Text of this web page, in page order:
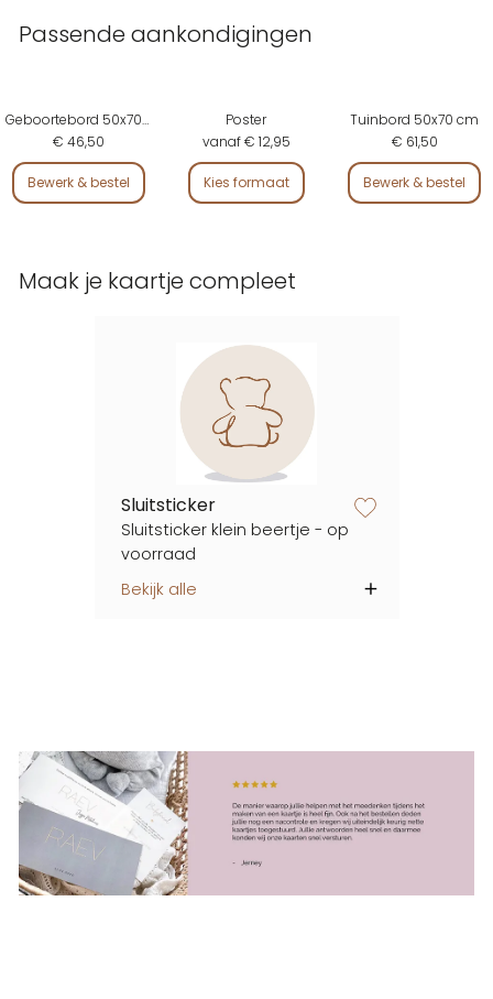
Maak je kaartje compleet
Sluitsticker
Sluitsticker klein beertje - op
voorraad
Bekijk alle
Passende aankondigingen
Geboortebord 50x70 cm
€ 46,50
Bewerk & bestel
Poster
vanaf € 12,95
Kies formaat
Tuinbord 50x70 cm
€ 61,50
Bewerk & bestel